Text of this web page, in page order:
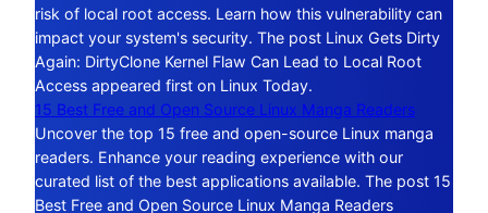
risk of local root access. Learn how this vulnerability can
impact your system's security. The post Linux Gets Dirty
Again: DirtyClone Kernel Flaw Can Lead to Local Root
Access appeared first on Linux Today.
15 Best Free and Open Source Linux Manga Readers
Uncover the top 15 free and open-source Linux manga
readers. Enhance your reading experience with our
curated list of the best applications available. The post 15
Best Free and Open Source Linux Manga Readers